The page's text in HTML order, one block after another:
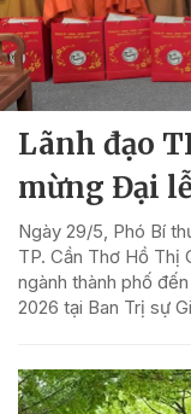
Lãnh đạo
mừng Đại
Ngày 29/5, Phó Bí
TP. Cần Thơ Hồ Thị
ngành thành phố
2026 tại Ban Trị sự